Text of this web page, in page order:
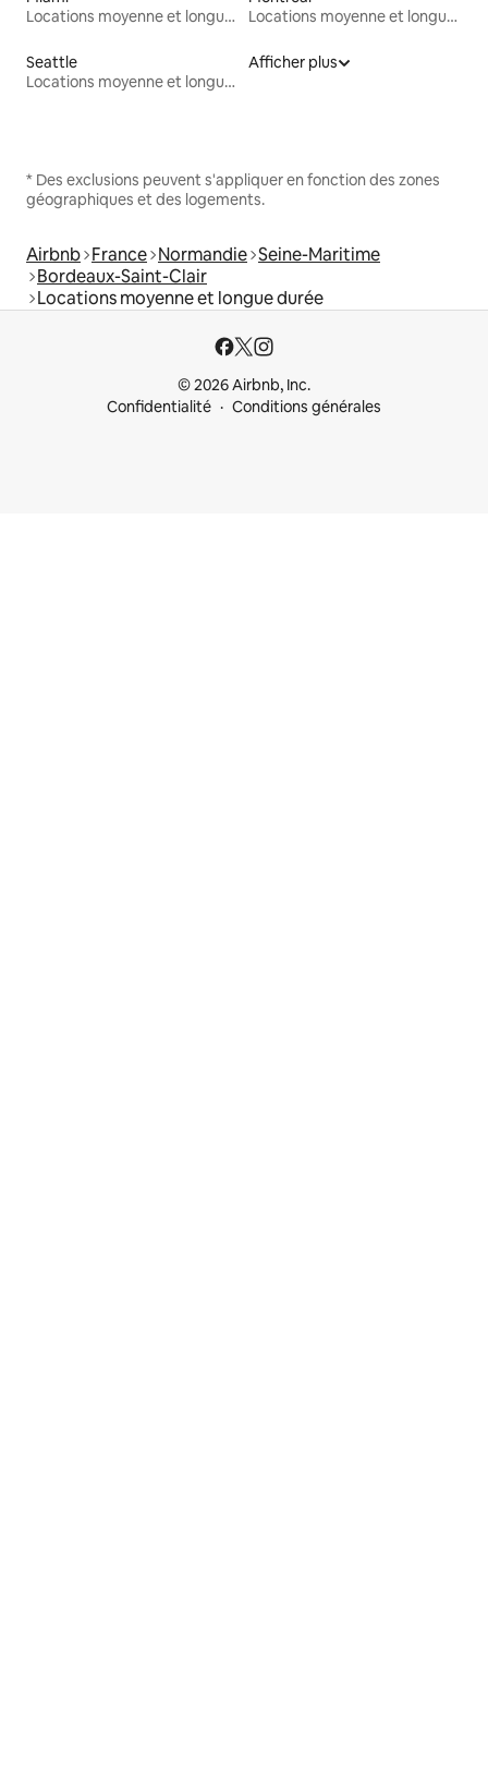
Locations moyenne et longue durée
Locations moyenne et longue durée
Seattle
Locations moyenne et longue durée
Afficher plus
* Des exclusions peuvent s'appliquer en fonction des zones
géographiques et des logements.
Airbnb France Normandie Seine-Maritime
Bordeaux-Saint-Clair
Locations moyenne et longue durée
© 2026 Airbnb, Inc.
Confidentialité
Conditions générales